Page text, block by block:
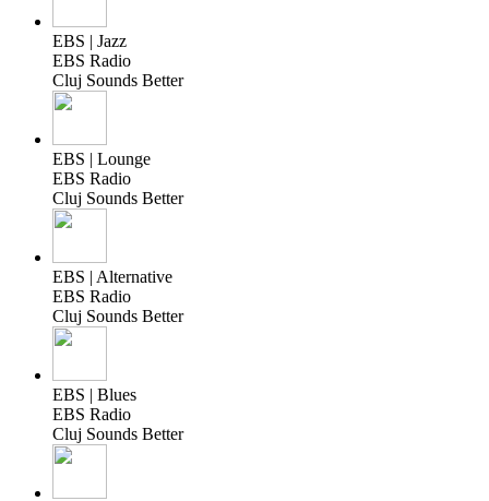
EBS | Jazz
EBS Radio
Cluj Sounds Better
EBS | Lounge
EBS Radio
Cluj Sounds Better
EBS | Alternative
EBS Radio
Cluj Sounds Better
EBS | Blues
EBS Radio
Cluj Sounds Better